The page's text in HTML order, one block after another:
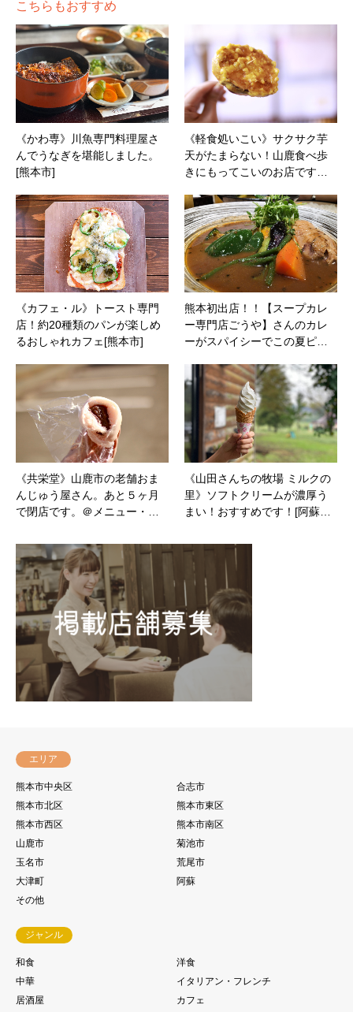
こちらもおすすめ
《かわ専》川魚専門料理屋さ
んでうなぎを堪能しました。
[熊本市]
《軽食処いこい》サクサク芋
天がたまらない！山鹿食べ歩
きにもってこいのお店です…
《カフェ・ル》トースト専門
店！約20種類のパンが楽しめ
るおしゃれカフェ[熊本市]
熊本初出店！！【スープカレ
ー専門店ごうや】さんのカレ
ーがスパイシーでこの夏ピ…
《共栄堂》山鹿市の老舗おま
んじゅう屋さん。あと５ヶ月
で閉店です。＠メニュー・…
《山田さんちの牧場 ミルクの
里》ソフトクリームが濃厚う
まい！おすすめです！[阿蘇…
エリア
熊本市中央区
合志市
熊本市北区
熊本市東区
熊本市西区
熊本市南区
山鹿市
菊池市
玉名市
荒尾市
大津町
阿蘇
その他
ジャンル
和食
洋食
中華
イタリアン・フレンチ
居酒屋
カフェ